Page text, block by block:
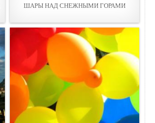
ШАPЫ НАД СНЕЖНЫМИ ГОРАМИ